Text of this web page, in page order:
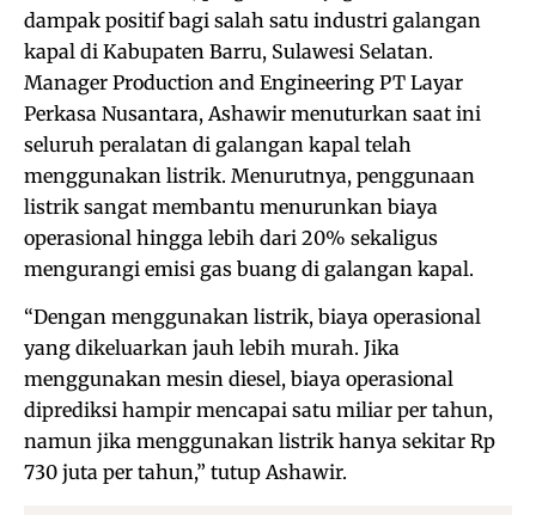
dampak positif bagi salah satu industri galangan
kapal di Kabupaten Barru, Sulawesi Selatan.
Manager Production and Engineering PT Layar
Perkasa Nusantara, Ashawir menuturkan saat ini
seluruh peralatan di galangan kapal telah
menggunakan listrik. Menurutnya, penggunaan
listrik sangat membantu menurunkan biaya
operasional hingga lebih dari 20% sekaligus
mengurangi emisi gas buang di galangan kapal.
“Dengan menggunakan listrik, biaya operasional
yang dikeluarkan jauh lebih murah. Jika
menggunakan mesin diesel, biaya operasional
diprediksi hampir mencapai satu miliar per tahun,
namun jika menggunakan listrik hanya sekitar Rp
730 juta per tahun,” tutup Ashawir.